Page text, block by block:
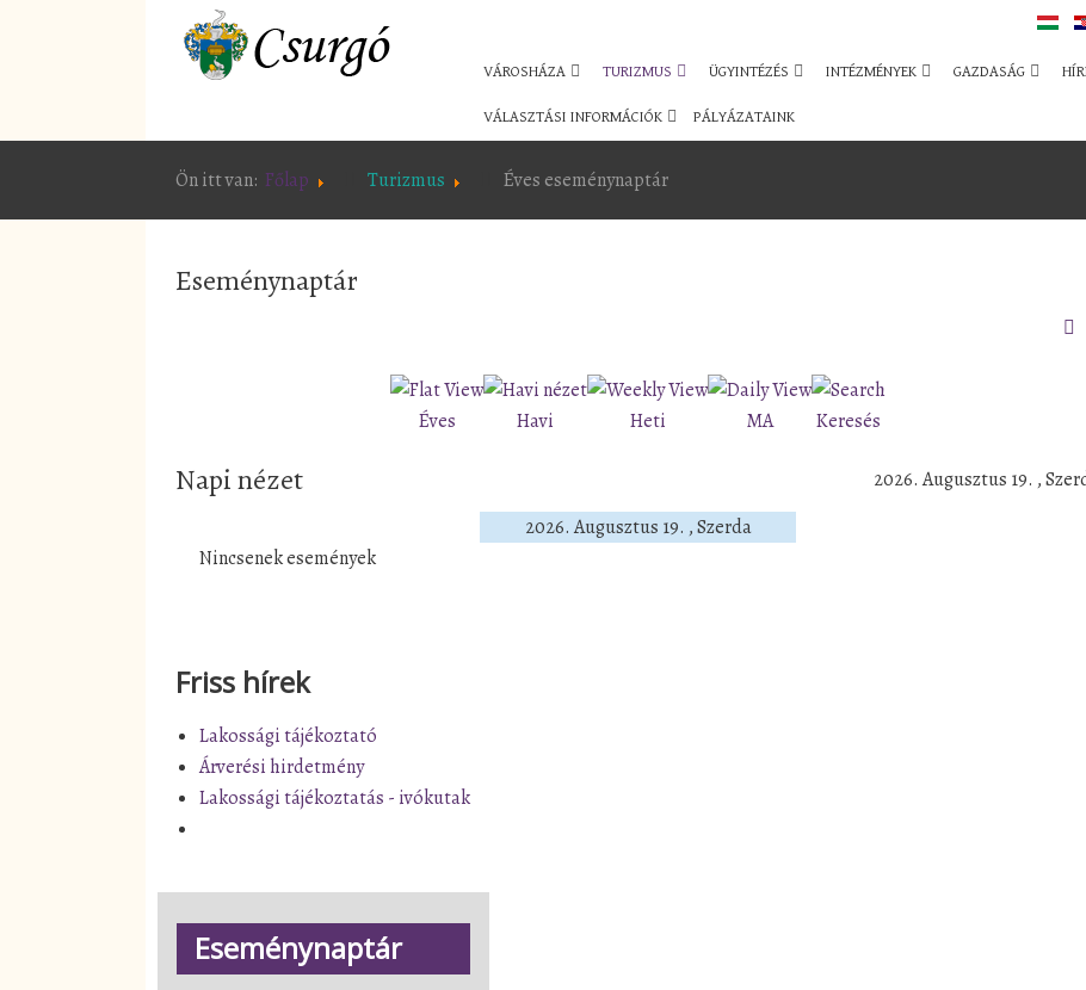
VÁROSHÁZA TURIZMUS ÜGYINTÉZÉS INTÉZMÉNYEK GAZDASÁG
VÁLASZTÁSI INFORMÁCIÓK PÁLYÁZATAINK
Ön itt van: Főlap Turizmus Éves eseménynaptár
Eseménynaptár
Éves Havi Heti MA Keresés
Napi nézet
2026. Augusztus 19. ,
2026. Augusztus 19. , Szerda
Nincsenek események
Friss hírek
Lakossági tájékoztató
Árverési hirdetmény
Lakossági tájékoztatás - ivókutak
Eseménynaptár